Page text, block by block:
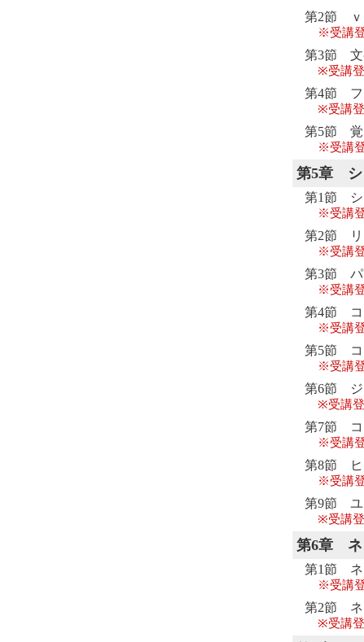
第2節 ｖ
※受講
第3節 文
※受講
第4節 フ
※受講
第5節 覚
※受講
第5章
第1節 シ
※受講
第2節 リ
※受講
第3節 パ
※受講
第4節 コ
※受講
第5節 コ
※受講
第6節 ジ
※受講
第7節 コ
※受講
第8節 ヒ
※受講
第9節 ユ
※受講
第6章
第1節 ネ
※受講
第2節 ネ
※受講